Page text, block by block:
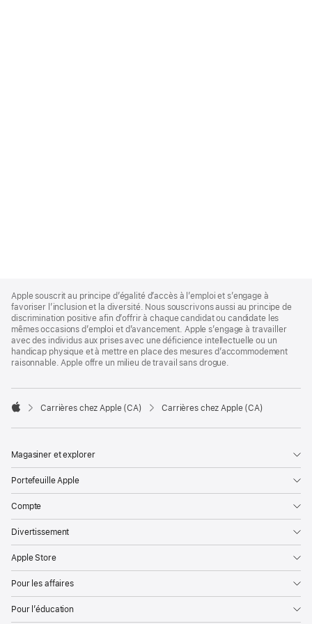
Footer
Apple souscrit au principe d’égalité d’accès à l’emploi et s’engage à
favoriser l’inclusion et la diversité. Nous souscrivons aussi au principe de
discrimination positive afin d’offrir à chaque candidat ou candidate les
mêmes occasions d’emploi et d’avancement. Apple s’engage à travailler
avec des individus aux prises avec une déficience intellectuelle ou un
handicap physique et à mettre en place des mesures d’accommodement
raisonnable. Apple offre un milieu de travail sans drogue.

Carrières chez Apple (CA) Carrières chez Apple (CA)
Magasiner et explorer
Portefeuille Apple
Compte
Divertissement
Apple Store
Pour les affaires
Pour l’éducation